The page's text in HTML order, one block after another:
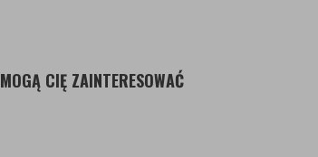
MOGĄ CIĘ ZAINTERESOWAĆ